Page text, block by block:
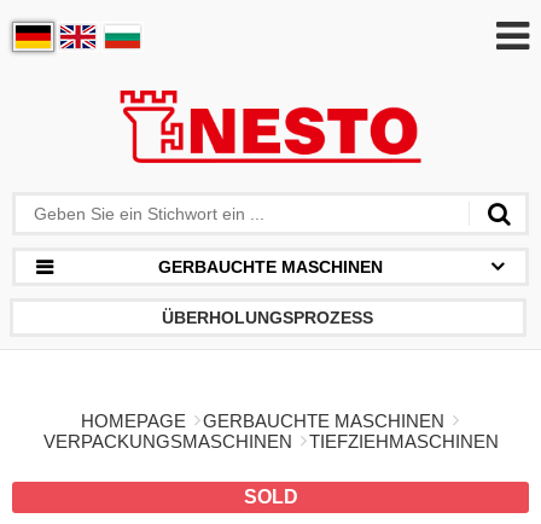
GERBAUCHTE MASCHINEN
ÜBERHOLUNGSPROZESS
HOMEPAGE
GERBAUCHTE MASCHINEN
VERPACKUNGSMASCHINEN
TIEFZIEHMASCHINEN
SOLD